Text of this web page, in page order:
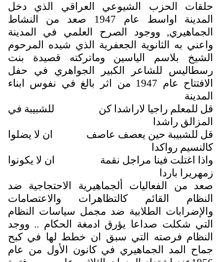
حلقات الحزب الشيوعي العراقي الذي دخل
المدينة اواسط عام 1947 صعد من النشاط
الجماهيري, ووجود الصرح العلمي في المدينة
واعني به الثانوية الجعفرية الذي شيده المرحوم
الشيخ بلاسم الياسين وماتركته قصيدة بنت
رسطاليس للشاعر الكبير الجواهري في حفل
الافتتاح عام 1947 من اثر بالغ في نفوس ابناء
المدينة
قل للمعلم راجيا لاراشدا كن للشبيبة في
المزالق راشدا
قل للشبيبة حين يعصف عاصف ان لا يضلوا
كالنسيم رواكدا
واذا اغتلت فينا مراجل نقمة ان لا يكونوا
زمهريرا باردا
صعد من الفعاليات ألجماهيرية الاحتجاجية ضد
النظام القائم كالتظاهرات والاعتصامات
والإضرابات الطلابية ضد مجمل سياسات النظام
التي شكلت صداعا يؤرق ادمغة الحكام .. ووجد
النظام فرصته التي سبق ان خطط لها في كبح
جماح المد الجماهيري في كانون الأول من عام